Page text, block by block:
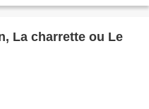
La charrette ou Le